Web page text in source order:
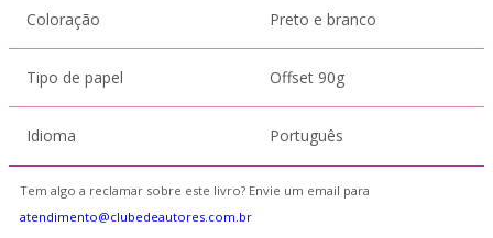
Coloração Preto e branco
Tipo de papel Offset 90g
Idioma Português
Tem algo a reclamar sobre este livro? Envie um email para
atendimento@clubedeautores.com.br